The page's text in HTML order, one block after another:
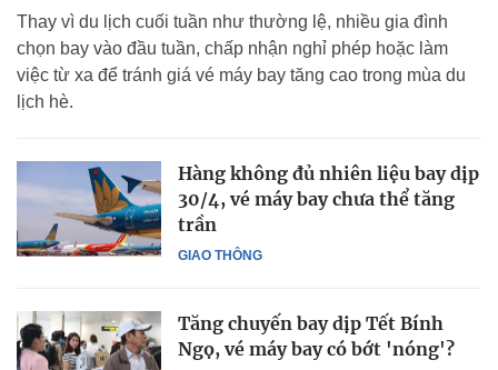
Thay vì du lịch cuối tuần như thường lệ, nhiều gia đình
chọn bay vào đầu tuần, chấp nhận nghỉ phép hoặc làm
việc từ xa để tránh giá vé máy bay tăng cao trong mùa du
lịch hè.
GIAO THÔNG
Hàng không đủ nhiên liệu bay dịp
30/4, vé máy bay chưa thể tăng
trần
Tăng chuyến bay dịp Tết Bính
Ngọ, vé máy bay có bớt 'nóng'?